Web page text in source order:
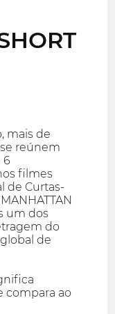
mais de
reúnem
6
filmes
de Curtas-
um dos
do
de
compara ao